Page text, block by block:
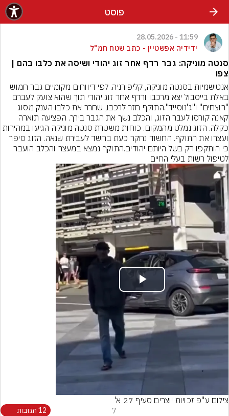
פוסט
11:59 - 28.05.2026
ידידיה אפשטיין - כתב שטח חמ"ל
סנטה מוניקה: גבר רדף אחר זוג יהודי ושיסה את כלבו בהם |
צפו
ועצרו את התוקף. החשוד נחקר כעת בחשד לעבירת שנאה. הזוג סיפר
כי הותקפו רק בשל היותם יהודים.התוקף נמצא במעצר והכלב הועבר
לטיפול רשות בעלי החיים.
Play
Video
צילום ע"פ זכויות יוצרים סעיף 27 א'
7 12 תגובות